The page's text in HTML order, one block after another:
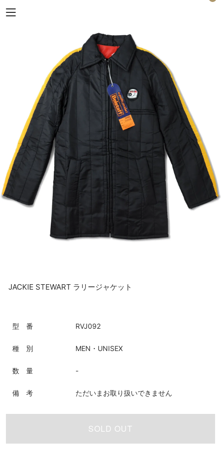
JACKIE STEWART ラリージャケット
型 番 RVJ092
種 別 MEN・UNISEX
数 量 -
備 考 ただいまお取り扱いできません